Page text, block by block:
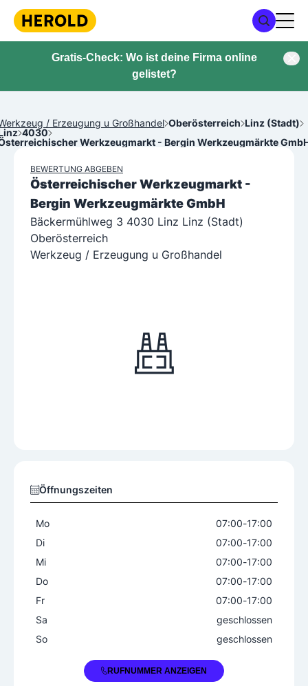
Gratis-Check: Wo ist deine Firma online
gelistet?
/ Erzeugung u Großhandel Oberösterreich Linz (Stadt)
4030
Werkzeugmarkt - Bergin Werkzeugmärkte
BEWERTUNG ABGEBEN
Österreichischer Werkzeugmarkt -
Bergin Werkzeugmärkte GmbH
Bäckermühlweg 3 4030 Linz Linz (Stadt)
Oberösterreich
Werkzeug / Erzeugung u Großhandel
Öffnungszeiten
Mo 07:00-17:00
Di
07:00-17:00
Mi
07:00-17:00
Do
07:00-17:00
Fr
07:00-17:00
Sa
geschlossen
So
geschlossen
+43 732 3830880RUFNUMMER ANZEIGEN